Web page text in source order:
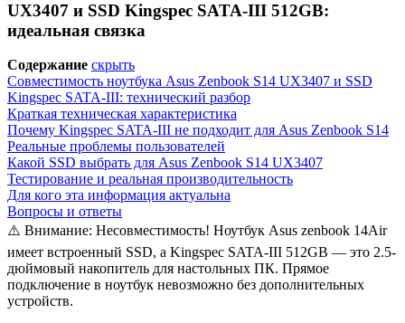
UX3407 и SSD Kingspec SATA-III 512GB:
идеальная связка
Содержание скрыть
Совместимость ноутбука Asus Zenbook S14 UX3407 и SSD
Kingspec SATA-III: технический разбор
Краткая техническая характеристика
Почему Kingspec SATA-III не подходит для Asus Zenbook S14
Реальные проблемы пользователей
Какой SSD выбрать для Asus Zenbook S14 UX3407
Тестирование и реальная производительность
Для кого эта информация актуальна
Вопросы и ответы
⚠️ Внимание: Несовместимость! Ноутбук Asus zenbook 14Air
имеет встроенный SSD, а Kingspec SATA-III 512GB — это 2.5-
дюймовый накопитель для настольных ПК. Прямое
подключение в ноутбук невозможно без дополнительных
устройств.